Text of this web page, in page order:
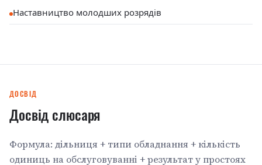
Наставництво молодших розрядів
ДОСВІД
Досвід слюсаря
Формула: дільниця + типи обладнання + кількість
одиниць на обслуговуванні + результат у простоях